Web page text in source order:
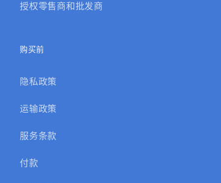
授权零售商和批发商
购买前
隐私政策
运输政策
服务条款
付款